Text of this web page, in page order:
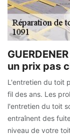
un prix pas
L'entretien du toit
fil des ans. Les
l'entretien du toit
entraînent des
niveau de votre